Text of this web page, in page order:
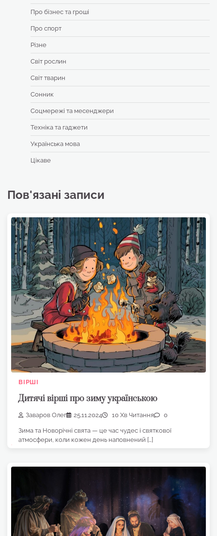
Про бізнес та гроші
Про спорт
Різне
Світ рослин
Світ тварин
Сонник
Соцмережі та месенджери
Техніка та гаджети
Українська мова
Цікаве
Пов'язані записи
ВІРШІ
Дитячі вірші про зиму українською
Заваров Олег 25.11.2024 10 Хв Читання 0
Зима та Новорічні свята — це час чудес і святкової
атмосфери, коли кожен день наповнений […]